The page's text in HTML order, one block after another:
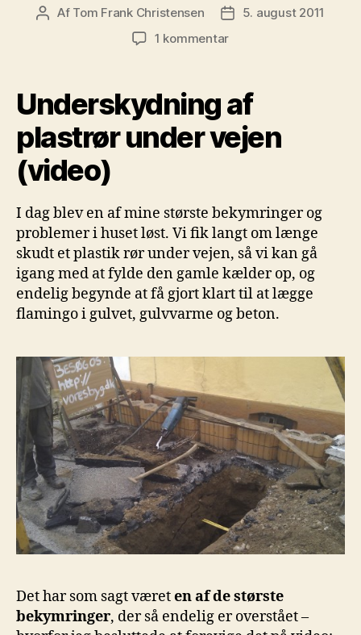
Indlægsforfatter
Af Tom Frank Christensen Indlægsdato
5. august 2011
1 kommentartil
plastrør
under
vejen
(video)
Underskydning af
plastrør under vejen
(video)
I dag blev en af mine største bekymringer og
problemer i huset løst. Vi fik langt om længe
skudt et plastik rør under vejen, så vi kan gå
igang med at fylde den gamle kælder op, og
endelig begynde at få gjort klart til at lægge
flamingo i gulvet, gulvvarme og beton.
Det har som sagt væreten af de største
bekymringer, der så endelig er overstået –